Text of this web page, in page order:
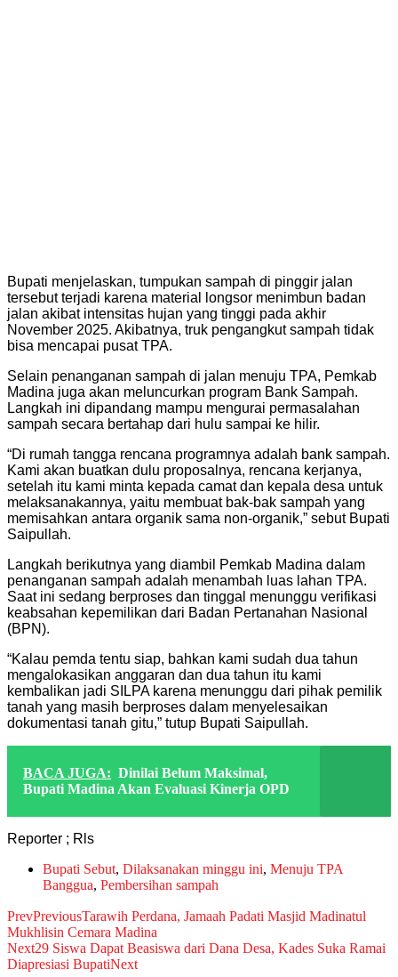
Bupati menjelaskan, tumpukan sampah di pinggir jalan
tersebut terjadi karena material longsor menimbun badan
jalan akibat intensitas hujan yang tinggi pada akhir
November 2025. Akibatnya, truk pengangkut sampah tidak
bisa mencapai pusat TPA.
Selain penanganan sampah di jalan menuju TPA, Pemkab
Madina juga akan meluncurkan program Bank Sampah.
Langkah ini dipandang mampu mengurai permasalahan
sampah secara bertahap dari hulu sampai ke hilir.
“Di rumah tangga rencana programnya adalah bank sampah.
Kami akan buatkan dulu proposalnya, rencana kerjanya,
setelah itu kami minta kepada camat dan kepala desa untuk
melaksanakannya, yaitu membuat bak-bak sampah yang
memisahkan antara organik sama non-organik,” sebut Bupati
Saipullah.
Langkah berikutnya yang diambil Pemkab Madina dalam
penanganan sampah adalah menambah luas lahan TPA.
Saat ini sedang berproses dan tinggal menunggu verifikasi
keabsahan kepemilikan dari Badan Pertanahan Nasional
(BPN).
“Kalau pemda tentu siap, bahkan kami sudah dua tahun
mengalokasikan anggaran dan dua tahun itu kami
kembalikan jadi SILPA karena menunggu dari pihak pemilik
tanah yang masih berproses dalam menyelesaikan
dokumentasi tanah gitu,” tutup Bupati Saipullah.
BACA JUGA: Dinilai Belum Maksimal,
Bupati Madina Akan Evaluasi Kinerja OPD
Reporter ; Rls
Bupati Sebut, Dilaksanakan minggu ini, Menuju TPA
Banggua, Pembersihan sampah
PrevPreviousTarawih Perdana, Jamaah Padati Masjid Madinatul
Mukhlisin Cemara Madina
Next29 Siswa Dapat Beasiswa dari Dana Desa, Kades Suka Ramai
Diapresiasi BupatiNext